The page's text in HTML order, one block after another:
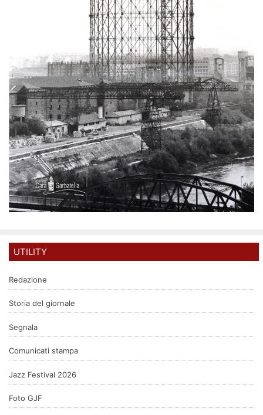
UTILITY
Redazione
Storia del giornale
Segnala
Comunicati stampa
Jazz Festival 2026
Foto GJF